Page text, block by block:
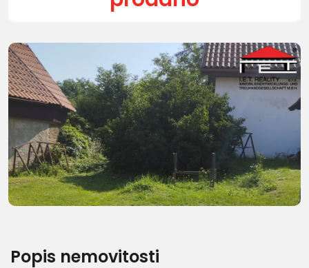
Další fotografie (9)
Popis nemovitosti